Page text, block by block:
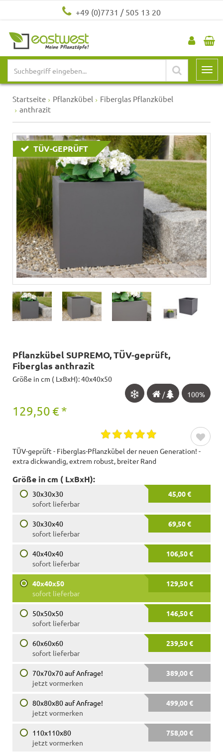
+49 (0)7731 / 505 13 20
Startseite Pflanzkübel
Fiberglas Pflanzkübel
anthrazit
TÜV-GEPRÜFT
Pflanzkübel SUPREMO, TÜV-geprüft,
Fiberglas anthrazit
Größe in cm ( LxBxH): 40x40x50
100%
/
129,50 € *
TÜV-geprüft - Fiberglas-Pflanzkübel der neuen Generation! -
extra dickwandig, extrem robust, breiter Rand
Größe in cm ( LxBxH):
30x30x30
45,00 €
sofort lieferbar
30x30x40
69,50 €
sofort lieferbar
40x40x40
106,50 €
sofort lieferbar
40x40x50
129,50 €
sofort lieferbar
50x50x50
146,50 €
sofort lieferbar
60x60x60
239,50 €
sofort lieferbar
70x70x70 auf Anfrage!
389,00 €
jetzt vormerken
80x80x80 auf Anfrage!
499,00 €
jetzt vormerken
110x110x80
758,00 €
jetzt vormerken